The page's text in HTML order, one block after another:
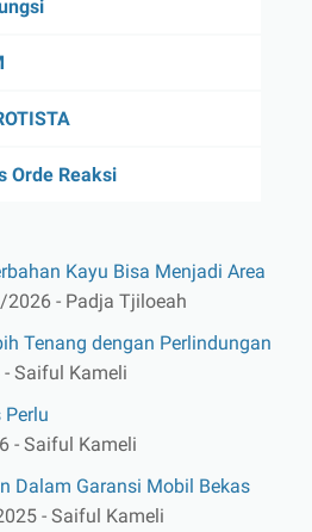
Orde Reaksi
Kayu Bisa Menjadi Area
2026 - Padja Tjiloeah
Tenang dengan Perlindungan
- Saiful Kameli
Perlu
- Saiful Kameli
Dalam Garansi Mobil Bekas
- Saiful Kameli